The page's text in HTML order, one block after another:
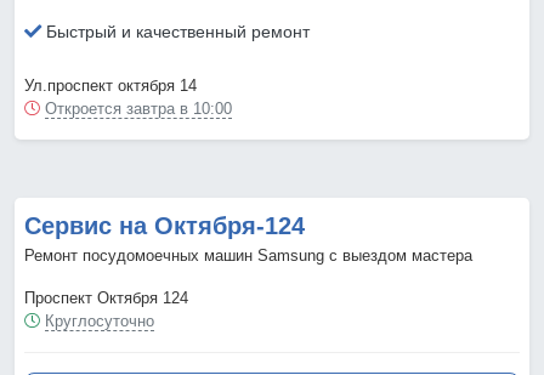
Быстрый и качественный ремонт
Ул.проспект октября 14
Откроется завтра в 10:00
Сервис на Октября-124
Ремонт посудомоечных машин Samsung с выездом мастера
Проспект Октября 124
Круглосуточно